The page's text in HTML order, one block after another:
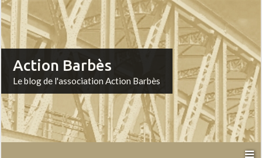
Action Barbès
Le blog de l'association Action Barbès